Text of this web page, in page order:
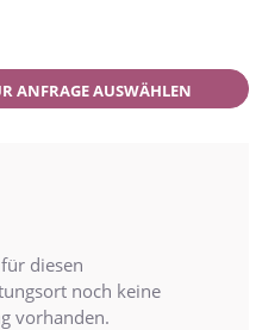
ANFRAGE AUSWÄHLEN
diesen
noch keine
vorhanden.